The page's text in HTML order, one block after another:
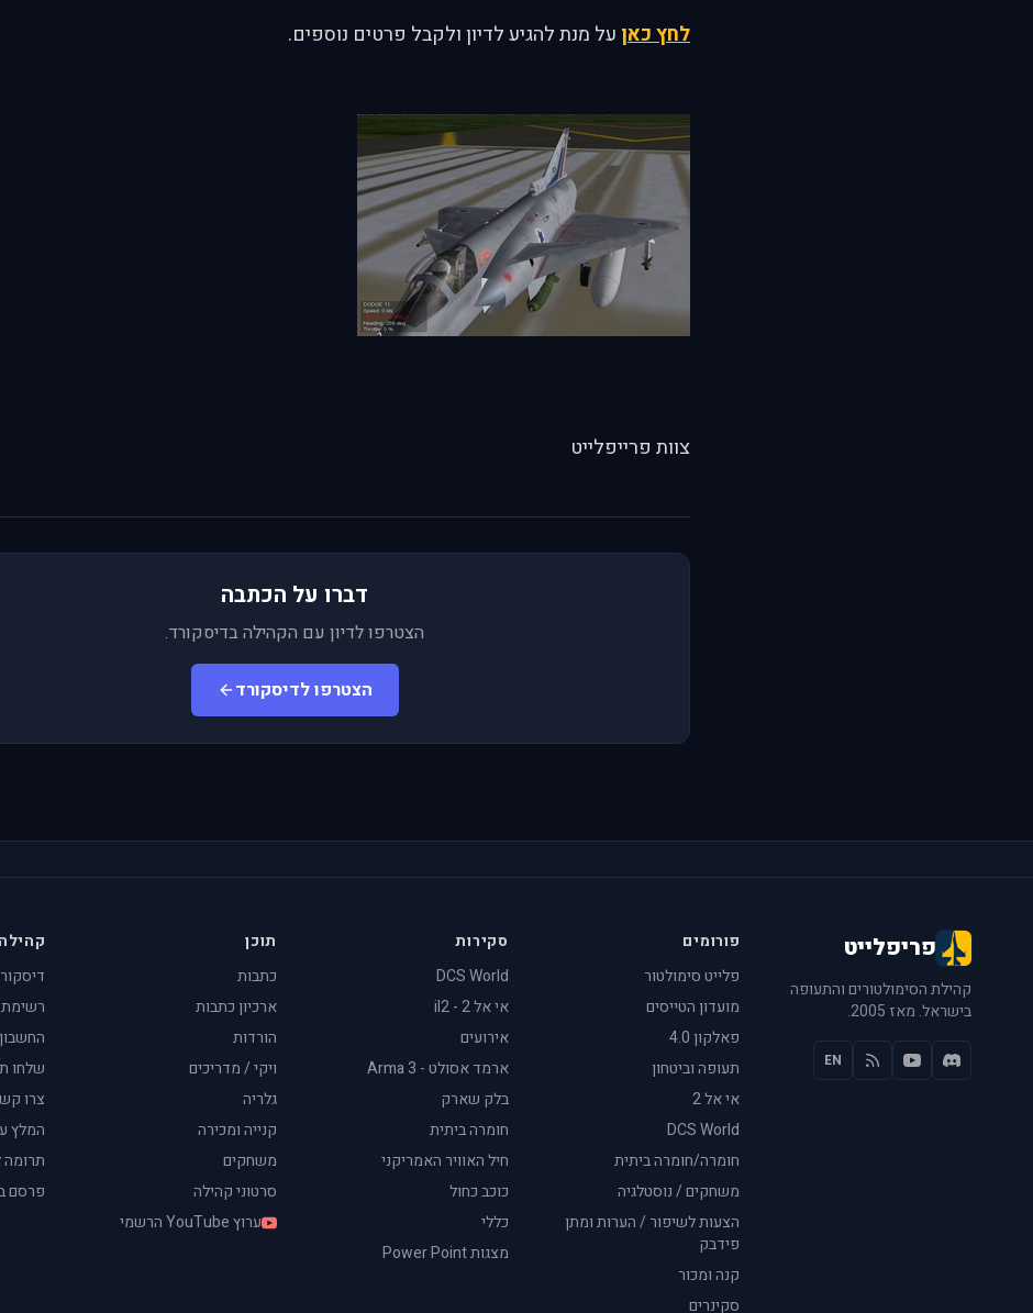
לחץ כאן על מנת להגיע לדיון ולקבל פרטים נוספים.
צוות פרייפלייט
דברו על הכתבה
הצטרפו לדיון עם הקהילה בדיסקורד.
הצטרפו לדיסקורד
פריפלייט
קהילת הסימולטורים והתעופה
בישראל. מאז 2005.
EN
פורומים
פלייט סימולטור
מועדון הטייסים
פאלקון 4.0
תעופה וביטחון
אי אל 2
DCS World
חומרה/חומרה ביתית
משחקים / נוסטלגיה
הצעות לשיפור / הערות ומתן
פידבק
קנה ומכור
סקינרים
סקירות
DCS World
אי אל 2 - il2
אירועים
ארמד אסולט - Arma 3
בלק שארק
חומרה ביתית
חיל האוויר האמריקני
כוכב כחול
כללי
מצגות Power Point
תוכן
כתבות
ארכיון כתבות
הורדות
ויקי / מדריכים
גלריה
קנייה ומכירה
משחקים
סרטוני קהילה
ערוץ YouTube הרשמי
קהילה
שלחו
צרו
המלץ
פרסם